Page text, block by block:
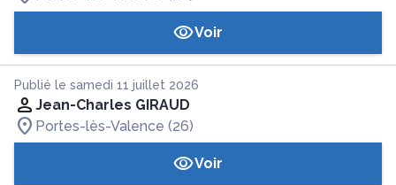
Voir
Publié le samedi 11 juillet 2026
Jean-Charles GIRAUD
Portes-lès-Valence (26)
Voir